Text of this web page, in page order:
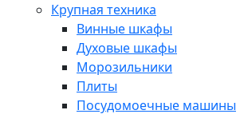
Крупная техника
Винные шкафы
Духовые шкафы
Морозильники
Плиты
Посудомоечные машины